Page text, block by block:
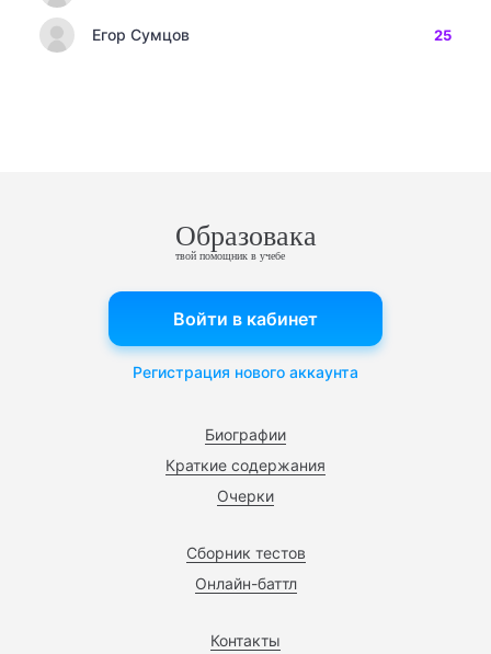
Егор Сумцов 25
Образовака
твой помощник в учебе
Биографии
Краткие содержания
Очерки
Сборник тестов
Онлайн-баттл
Контакты
Войти в кабинет
Регистрация нового аккаунта